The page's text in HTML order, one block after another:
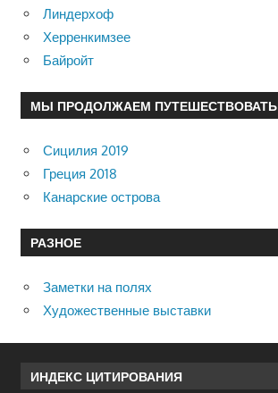
Линдерхоф
Херренкимзее
Байройт
МЫ ПРОДОЛЖАЕМ ПУТЕШЕСТВОВАТЬ
Сицилия 2019
Греция 2018
Канарские острова
РАЗНОЕ
Заметки на полях
Художественные выставки
ИНДЕКС ЦИТИРОВАНИЯ